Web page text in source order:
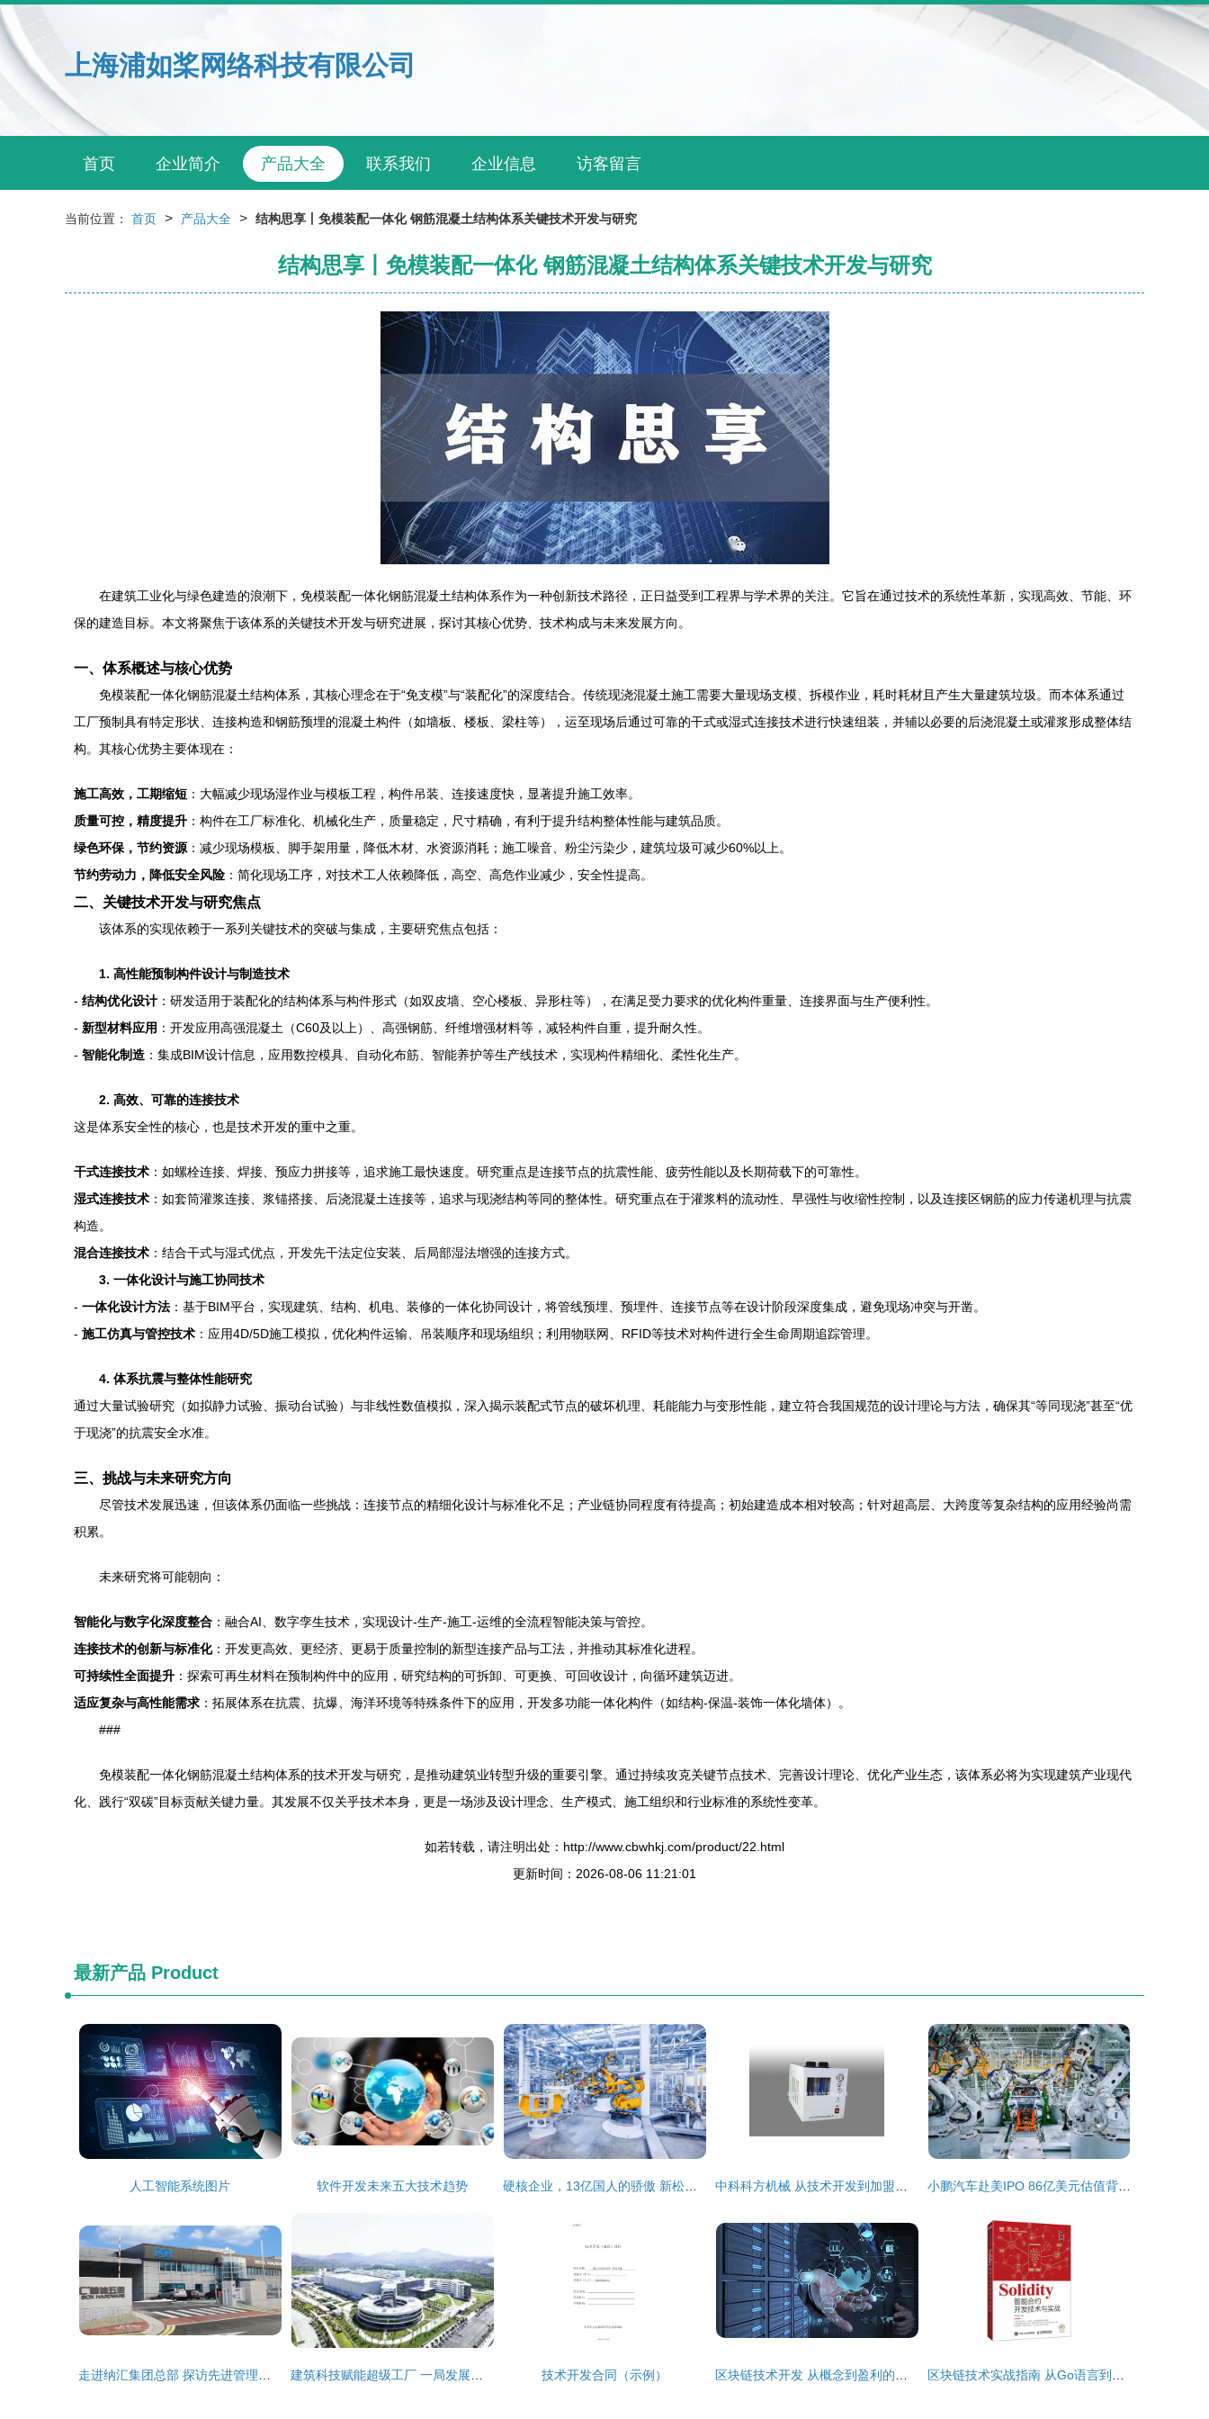
上海浦如桨网络科技有限公司
首页 企业简介 产品大全 联系我们 企业信息 访客留言
当前位置： 首页 > 产品大全 > 结构思享丨免模装配一体化 钢筋混凝土结构体系关键技术开发与研究
结构思享丨免模装配一体化 钢筋混凝土结构体系关键技术开发与研究
在建筑工业化与绿色建造的浪潮下，免模装配一体化钢筋混凝土结构体系作为一种创新技术路径，正日益受到工程界与学术界的关注。它旨在通过技术的系统性革新，实现高效、节能、环
保的建造目标。本文将聚焦于该体系的关键技术开发与研究进展，探讨其核心优势、技术构成与未来发展方向。
一、体系概述与核心优势
免模装配一体化钢筋混凝土结构体系，其核心理念在于“免支模”与“装配化”的深度结合。传统现浇混凝土施工需要大量现场支模、拆模作业，耗时耗材且产生大量建筑垃圾。而本体系通过
工厂预制具有特定形状、连接构造和钢筋预埋的混凝土构件（如墙板、楼板、梁柱等），运至现场后通过可靠的干式或湿式连接技术进行快速组装，并辅以必要的后浇混凝土或灌浆形成整体结
构。其核心优势主要体现在：
施工高效，工期缩短 ：大幅减少现场湿作业与模板工程，构件吊装、连接速度快，显著提升施工效率。
质量可控，精度提升 ：构件在工厂标准化、机械化生产，质量稳定，尺寸精确，有利于提升结构整体性能与建筑品质。
绿色环保，节约资源 ：减少现场模板、脚手架用量，降低木材、水资源消耗；施工噪音、粉尘污染少，建筑垃圾可减少60%以上。
节约劳动力，降低安全风险 ：简化现场工序，对技术工人依赖降低，高空、高危作业减少，安全性提高。
二、关键技术开发与研究焦点
该体系的实现依赖于一系列关键技术的突破与集成，主要研究焦点包括：
1. 高性能预制构件设计与制造技术
- 结构优化设计 ：研发适用于装配化的结构体系与构件形式（如双皮墙、空心楼板、异形柱等），在满足受力要求的优化构件重量、连接界面与生产便利性。
- 新型材料应用 ：开发应用高强混凝土（C60及以上）、高强钢筋、纤维增强材料等，减轻构件自重，提升耐久性。
- 智能化制造 ：集成BIM设计信息，应用数控模具、自动化布筋、智能养护等生产线技术，实现构件精细化、柔性化生产。
2. 高效、可靠的连接技术
这是体系安全性的核心，也是技术开发的重中之重。
干式连接技术 ：如螺栓连接、焊接、预应力拼接等，追求施工最快速度。研究重点是连接节点的抗震性能、疲劳性能以及长期荷载下的可靠性。
湿式连接技术 ：如套筒灌浆连接、浆锚搭接、后浇混凝土连接等，追求与现浇结构等同的整体性。研究重点在于灌浆料的流动性、早强性与收缩性控制，以及连接区钢筋的应力传递机理与抗震
构造。
混合连接技术 ：结合干式与湿式优点，开发先干法定位安装、后局部湿法增强的连接方式。
3. 一体化设计与施工协同技术
- 一体化设计方法 ：基于BIM平台，实现建筑、结构、机电、装修的一体化协同设计，将管线预埋、预埋件、连接节点等在设计阶段深度集成，避免现场冲突与开凿。
- 施工仿真与管控技术 ：应用4D/5D施工模拟，优化构件运输、吊装顺序和现场组织；利用物联网、RFID等技术对构件进行全生命周期追踪管理。
4. 体系抗震与整体性能研究
通过大量试验研究（如拟静力试验、振动台试验）与非线性数值模拟，深入揭示装配式节点的破坏机理、耗能能力与变形性能，建立符合我国规范的设计理论与方法，确保其“等同现浇”甚至“优
于现浇”的抗震安全水准。
三、挑战与未来研究方向
尽管技术发展迅速，但该体系仍面临一些挑战：连接节点的精细化设计与标准化不足；产业链协同程度有待提高；初始建造成本相对较高；针对超高层、大跨度等复杂结构的应用经验尚需
积累。
未来研究将可能朝向：
智能化与数字化深度整合 ：融合AI、数字孪生技术，实现设计-生产-施工-运维的全流程智能决策与管控。
连接技术的创新与标准化：开发更高效、更经济、更易于质量控制的新型连接产品与工法，并推动其标准化进程。
可持续性全面提升 ：探索可再生材料在预制构件中的应用，研究结构的可拆卸、可更换、可回收设计，向循环建筑迈进。
适应复杂与高性能需求 ：拓展体系在抗震、抗爆、海洋环境等特殊条件下的应用，开发多功能一体化构件（如结构-保温-装饰一体化墙体）。
###
免模装配一体化钢筋混凝土结构体系的技术开发与研究，是推动建筑业转型升级的重要引擎。通过持续攻克关键节点技术、完善设计理论、优化产业生态，该体系必将为实现建筑产业现代
化、践行“双碳”目标贡献关键力量。其发展不仅关乎技术本身，更是一场涉及设计理念、生产模式、施工组织和行业标准的系统性变革。
如若转载，请注明出处：http://www.cbwhkj.com/product/22.html
更新时间：2026-08-06 11:21:01
最新产品 Product
人工智能系统图片 软件开发未来五大技术趋势
技术开发合同（示例）